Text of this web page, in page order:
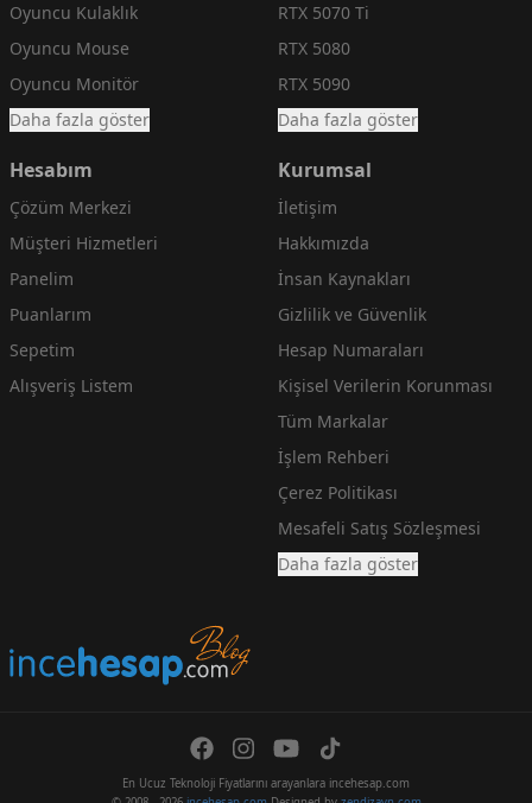
Oyuncu Kulaklık
Oyuncu Mouse
Oyuncu Monitör
Daha fazla göster
RTX 5070 Ti
RTX 5080
RTX 5090
Daha fazla göster
Hesabım
Çözüm Merkezi
Müşteri Hizmetleri
Panelim
Puanlarım
Sepetim
Alışveriş Listem
Kurumsal
İletişim
Hakkımızda
İnsan Kaynakları
Gizlilik ve Güvenlik
Hesap Numaraları
Kişisel Verilerin Korunması
Tüm Markalar
İşlem Rehberi
Çerez Politikası
Mesafeli Satış Sözleşmesi
Daha fazla göster
En Ucuz Teknoloji Fiyatlarını arayanlara incehesap.com